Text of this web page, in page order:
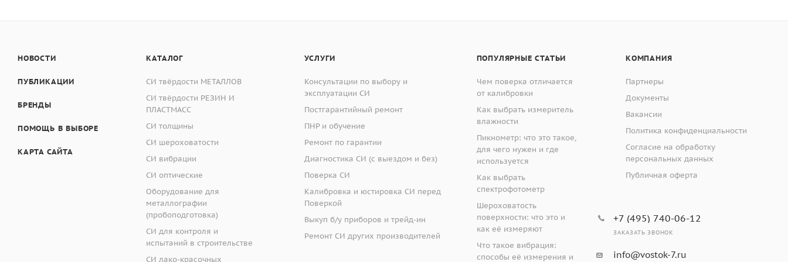
Ближайший аналогичный прибор производства "Восток-7" - модель: ТР
Описание средства измерений:
Твердомеры представляют собой стационарные средства измерений, состоящие из устройства приложения нагрузки и
измерительного блока. Принцип действия твердомеров основан на статическом вдавливании алмазного конусного или стального
шарикового наконечников с последующим измерением глубины внедрения наконечника.
Твердомеры МЕТОЛАБ 100, МЕТОЛАБ 101, МЕТОЛАБ 301 – аналоговые приборы, оснащенные индикатором часового типа.
Шкала Супер-Роквелла для твердомеров МЕТОЛАБ 202, МЕТОЛАБ 301
HR15N от 70 HR15N до 94 HR15N
HR30N
от 40 HR30N до 76 HR30N
HR45N от 40 HR45N до 78 HR45N ±2,0 HR45N
HR30T
от 45 HR30T до 70 HR30T ±3,0 HR30T
от 70 HR30T до 82 HR30T
НОВОСТИ
ПУБЛИКАЦИИ
БРЕНДЫ
ПОМОЩЬ В ВЫБОРЕ
КАРТА САЙТА
КАТАЛОГ
СИ твёрдости МЕТАЛЛОВ
СИ твёрдости РЕЗИН И
ПЛАСТМАСС
СИ толщины
СИ шероховатости
СИ вибрации
СИ оптические
Оборудование для
металлографии
(пробоподготовка)
СИ для контроля и
испытаний в строительстве
СИ лако-красочных
УСЛУГИ
Консультации по выбору и
эксплуатации СИ
Постгарантийный ремонт
ПНР и обучение
Ремонт по гарантии
Диагностика СИ (с выездом и без)
Поверка СИ
Калибровка и юстировка СИ перед
Поверкой
Выкуп б/у приборов и трейд-ин
Ремонт СИ других производителей
ПОПУЛЯРНЫЕ СТАТЬИ
Чем поверка отличается
от калибровки
Как выбрать измеритель
влажности
Пикнометр: что это такое,
для чего нужен и где
используется
Как выбрать
спектрофотометр
Шероховатость
поверхности: что это и
как её измеряют
Что такое вибрация:
способы её измерения и
КОМПАНИЯ
Партнеры
Документы
Вакансии
Политика конфиденциальности
Согласие на обработку
персональных данных
Публичная оферта
+7 (495) 740-06-12
ЗАКАЗАТЬ ЗВОНОК
info@vostok-7.ru